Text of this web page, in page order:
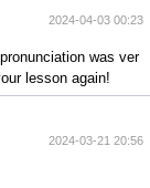
2024-04-03 00:23
was ver
lesson again!
2024-03-21 20:56